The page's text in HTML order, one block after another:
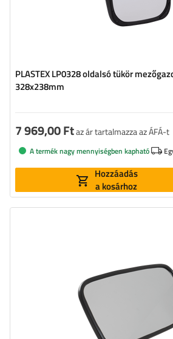
PLASTEX LP0328 oldalsó tükör
328x238mm
7 969,00 Ftaz ár tartalmazza az ÁFÁ-t
A termék nagy mennyiségben kapható
Hozzáadás
a kosárhoz